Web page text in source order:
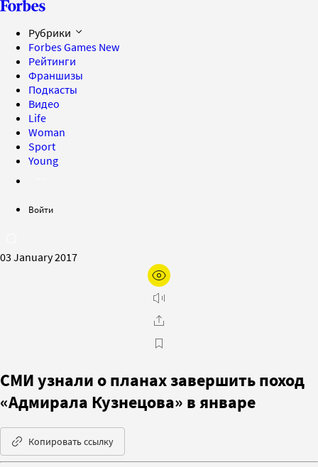
Рубрики
Forbes Games New
Рейтинги
Франшизы
Подкасты
Видео
Life
Woman
Sport
Young
Войти
03 January 2017
СМИ узнали о планах завершить поход
«Адмирала Кузнецова» в январе
Копировать ссылку